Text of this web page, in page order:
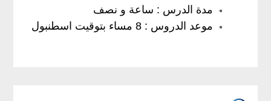
مدة الدرس : ساعة و نصف
موعد الدروس : 8 مساء بتوقيت اسطنبول